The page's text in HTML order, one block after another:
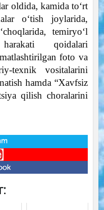
oldida, kamida to‘rt
o‘tish joylarida,
temiryo‘l
qoidalari
foto va
texnik vositalarini
hamda “Xavfsiz
qilish choralarini